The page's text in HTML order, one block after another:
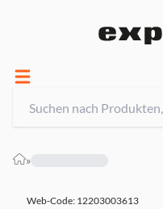
»
Web-Code: 12203003613